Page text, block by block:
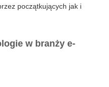
początkujących jak i
w branży e-